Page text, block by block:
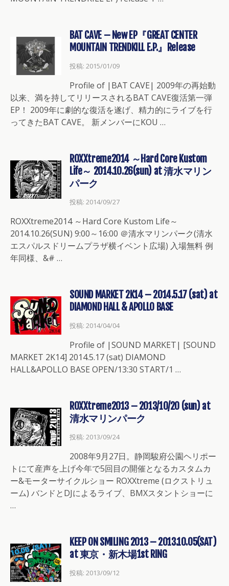
BAT CAVE – New EP『GREAT CENTER
MOUNTAIN TRENDKILL E.P.』Release
投稿: 2015/01/09
Profile of |BAT CAVE| 2009年の再始動
以来、満を持してリリースされるBAT CAVE復活第一弾
EP！ 2009年に劇的な復活を遂げ、精力的にライブを行
ってきたBAT CAVE。 新メンバーにKOU …
ROXXtreme2014 ～Hard Core Kustom
Life～ 2014.10.26(sun) at 清水マリン
パーク
投稿: 2014/09/27
ROXXtreme2014 ～Hard Core Kustom Life～
2014.10.26(SUN) 9:00～16:00 ＠清水マリンパーク(清水
エスパルスドリームプラザ横イベント広場) 入場無料 例
年同様、&# …
SOUND MARKET 2K14 – 2014.5.17 (sat) at
DIAMOND HALL & APOLLO BASE
投稿: 2014/04/04
Profile of |SOUND MARKET| [SOUND
MARKET 2K14] 2014.5.17 (sat) DIAMOND
HALL&APOLLO BASE OPEN/13:30 START/1 …
ROXXtreme2013 – 2013/10/20 (sun) at
清水マリンパーク
投稿: 2013/09/24
2008年9月27日。静岡駿府公園ヘリポー
トにて産声を上げ今年で5回目の開催となるカスタムカ
ー&モーターサイクルショー ROXXtreme (ロクストリュ
ーム) バンドとDJによるライブ、BMXスタントショーに
…
KEEP ON SMILING 2013 – 2013.10.05(SAT)
at 東京・新木場1st RING
投稿: 2013/09/12